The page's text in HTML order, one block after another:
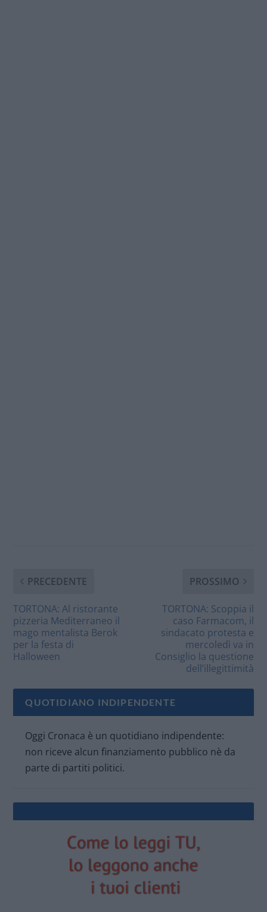
PRECEDENTE
TORTONA: Al ristorante
pizzeria Mediterraneo il
mago mentalista Berok
per la festa di
Halloween
PROSSIMO
TORTONA: Scoppia il
caso Farmacom, il
sindacato protesta e
mercoledì va in
Consiglio la questione
dell’illegittimità
QUOTIDIANO INDIPENDENTE
Oggi Cronaca è un quotidiano indipendente:
non riceve alcun finanziamento pubblico nè da
parte di partiti politici.